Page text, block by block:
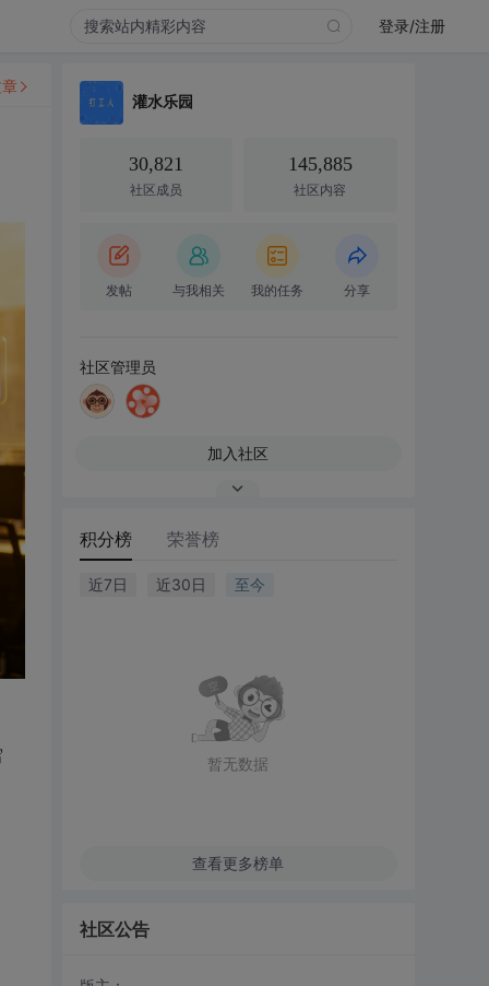
登录/注册
灌水乐园
30,821
社区成员
145,885
社区内容
发帖 与我相关 我的任务 分享
社区管理员
加入社区
积分榜 荣誉榜
近7日 近30日 至今
暂无数据
查看更多榜单
社区公告